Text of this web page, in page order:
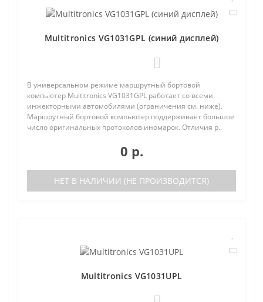
Multitronics VG1031GPL (синий дисплей)
В универсальном режиме маршрутный бортовой
компьютер Multitronics VG1031GPL работает со всеми
инжекторными автомобилями (ограничения см. ниже).
Маршрутный бортовой компьютер поддерживает большое
число оригинальных протоколов иномарок. Отличия р..
0 р.
НЕТ В НАЛИЧИИ (НЕ ПРОИЗВОДИТСЯ)
Multitronics VG1031UPL